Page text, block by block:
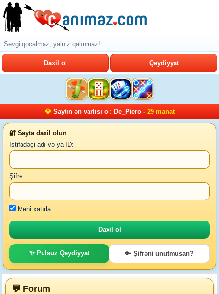
Sevgi qocalmaz, yalnız qalınmaz!
Daxil ol Qeydiyyat
💎 Saytın ən varlısı ol : De_Piero- 29 manat
🔐 Sayta daxil olun
İstifadəçi adı və ya ID:
Şifrə:
Məni xatırla
✨ Pulsuz Qeydiyyat 🔑 Şifrəni unutmusan?
💬 Forum